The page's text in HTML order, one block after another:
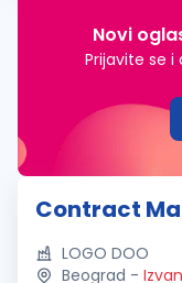
Novi
Prijavite se
Contract
LOGO DOO
Beograd -